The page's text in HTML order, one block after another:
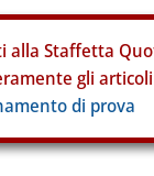
alla Staffetta
gli
di prova